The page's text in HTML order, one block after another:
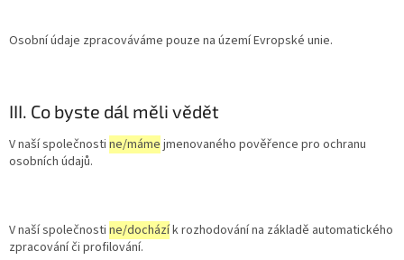
Osobní údaje zpracováváme pouze na území Evropské unie.
III. Co byste dál měli vědět
V naší společnosti ne/máme jmenovaného pověřence pro ochranu
osobních údajů.
V naší společnosti ne/docházík rozhodování na základě automatického
zpracování či profilování.